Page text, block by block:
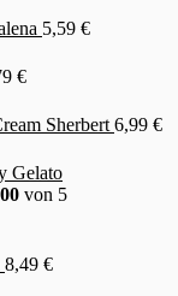
5,59 €
€
Sherbert 6,99 €
Gelato
von 5
8,49 €